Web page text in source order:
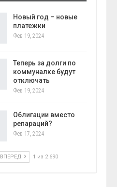
Новый год – новые
платежки
Фев 19, 2024
Теперь за долги по
коммуналке будут
отключать
Фев 19, 2024
Облигации вместо
репараций?
Фев 17, 2024
ВПЕРЕД 1 из 2 690